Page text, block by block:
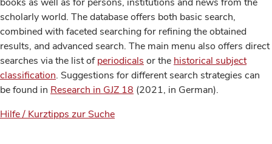
scholarly world. The database offers both basic search,
combined with faceted searching for refining the obtained
results, and advanced search. The main menu also offers direct
searches via the list ofperiodicals or the historical subject
classification. Suggestions for different search strategies can
be found in Research in GJZ 18 (2021, in German).
Hilfe / Kurztipps zur Suche